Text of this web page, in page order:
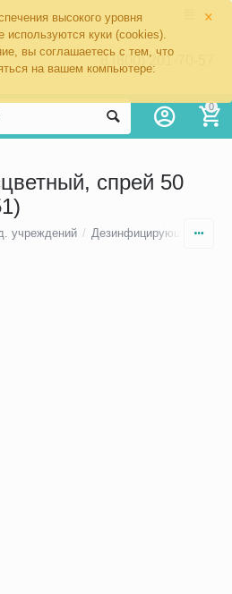
×
высокого уровня
используются куки (cookies).
вы соглашаетесь с тем, что
на вашем компьютере:
8 (800) 201-70-57
0
спрей 50
учреждений / Дезинфицирующие